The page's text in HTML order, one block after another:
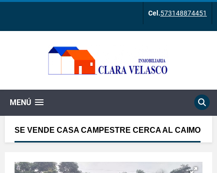
Cel.573148874451
MENÚ
SE VENDE CASA CAMPESTRE CERCA AL CAIMO